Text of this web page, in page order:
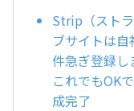
Strip（スト
ブサイトは
件急ぎ登録
これでもOK
成完了